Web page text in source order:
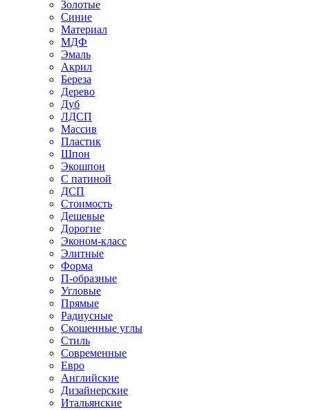
Золотые
Синие
Материал
МДФ
Эмаль
Акрил
Береза
Дерево
Дуб
ЛДСП
Массив
Пластик
Шпон
Экошпон
С патиной
ДСП
Стоимость
Дешевые
Дорогие
Эконом-класс
Элитные
Форма
П-образные
Угловые
Прямые
Радиусные
Скошенные углы
Стиль
Современные
Евро
Английские
Дизайнерские
Итальянские